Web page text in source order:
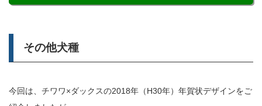
その他犬種
今回は、チワワ×ダックスの2018年（H30年）年賀状デザインをご